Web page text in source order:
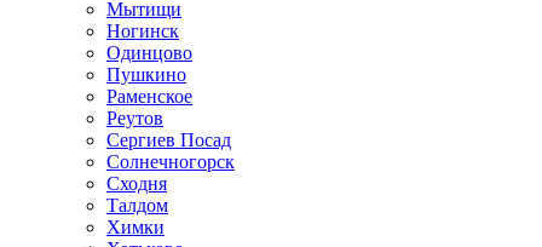
Мытищи
Ногинск
Одинцово
Пушкино
Раменское
Реутов
Сергиев Посад
Солнечногорск
Сходня
Талдом
Химки